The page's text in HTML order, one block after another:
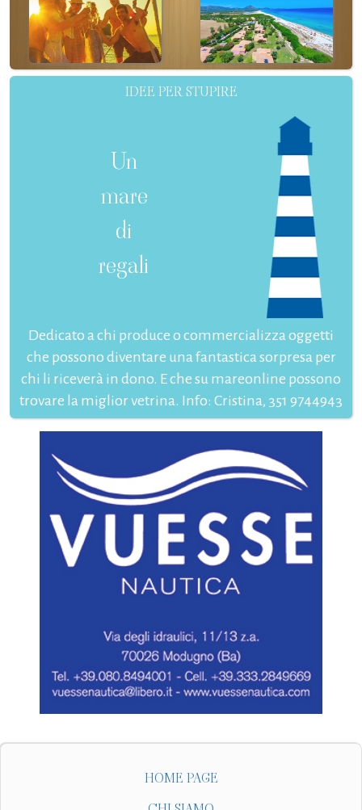
IDEE PER STUPIRE
Un
mare
di
regali
Dedicato a chi produce o commercializza oggetti
che possono diventare una fantastica sorpresa per
chi li riceverà in dono. E che su mareonline possono
trovare la miglior vetrina. Info: Cristina, 351 9744943
HOME PAGE